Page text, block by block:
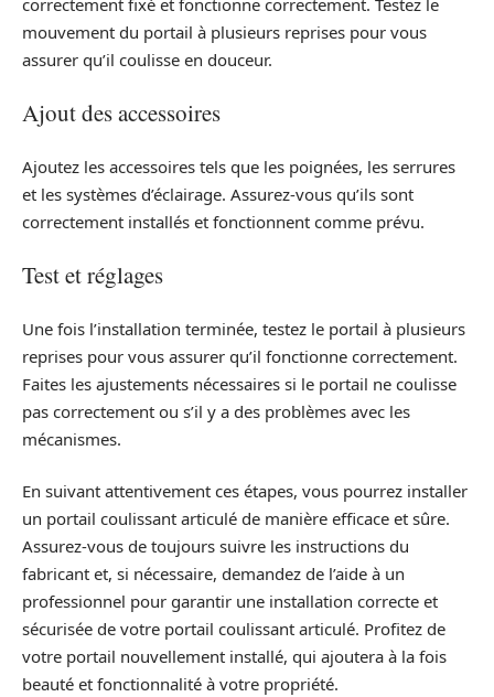
mouvement du portail à plusieurs reprises pour vous
assurer qu’il coulisse en douceur.
Ajout des accessoires
Ajoutez les accessoires tels que les poignées, les serrures
et les systèmes d’éclairage. Assurez-vous qu’ils sont
correctement installés et fonctionnent comme prévu.
Test et réglages
Une fois l’installation terminée, testez le portail à plusieurs
reprises pour vous assurer qu’il fonctionne correctement.
Faites les ajustements nécessaires si le portail ne coulisse
pas correctement ou s’il y a des problèmes avec les
mécanismes.
En suivant attentivement ces étapes, vous pourrez installer
un portail coulissant articulé de manière efficace et sûre.
Assurez-vous de toujours suivre les instructions du
fabricant et, si nécessaire, demandez de l’aide à un
professionnel pour garantir une installation correcte et
sécurisée de votre portail coulissant articulé. Profitez de
votre portail nouvellement installé, qui ajoutera à la fois
beauté et fonctionnalité à votre propriété.